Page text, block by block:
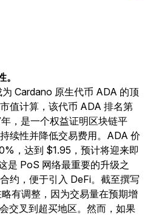
Cardano 原生代币 ADA 的顶
值计算，该代币 ADA 排名第
，是一个权益证明区块链平
续性并降低交易费用。ADA 价
，达到 $1.95，预计将迎来即
是 PoS 网络最重要的升级之
约，便于引入 DeFi。截至撰写
有调整，因为交易量在预期增
交叉到超买地区。然而，如果